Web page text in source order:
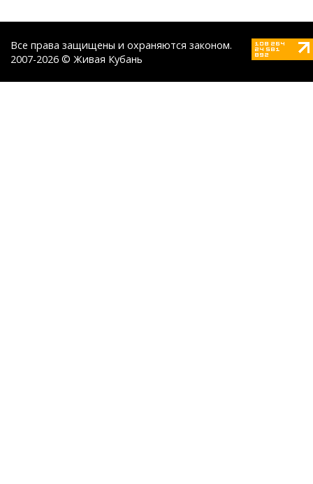
Все права защищены и охраняются законом.
2007-2026 © Живая Кубань